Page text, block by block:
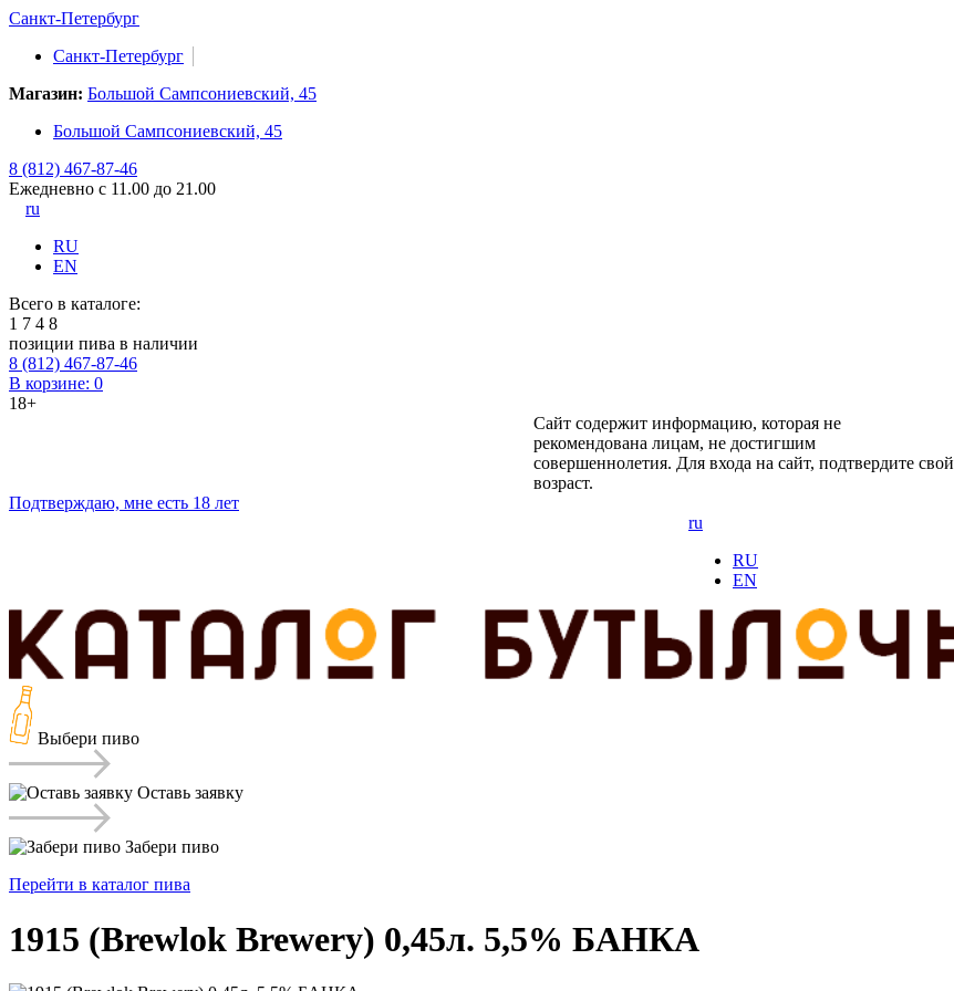
Санкт-Петербург
Санкт-Петербург
Магазин: Большой Сампсониевский, 45
Большой Сампсониевский, 45
8 (812) 467-87-46
Ежедневно с 11.00 до 21.00
ru
RU
EN
Всего в каталоге:
1 7 4 8
позиции пива в наличии
8 (812) 467-87-46
В корзине: 0
18+
Сайт содержит информацию, которая не
рекомендована лицам, не достигшим
совершеннолетия. Для входа на сайт, подтвердите свой
возраст.
Подтверждаю, мне есть 18 лет
ru
RU
EN
Выбери пиво
Оставь заявку
Забери пиво
Перейти в каталог пива
1915 (Brewlok Brewery) 0,45л. 5,5% БАНКА